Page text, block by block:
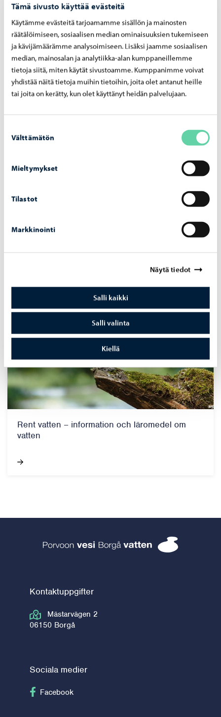
Tämä sivusto käyttää evästeitä
Käytämme evästeitä tarjoamamme sisällön ja mainosten
räätälöimiseen, sosiaalisen median ominaisuuksien tukemiseen
ja kävijämäärämme analysoimiseen. Lisäksi jaamme sosiaalisen
median, mainosalan ja analytiikka-alan kumppaneillemme
tietoja siitä, miten käytät sivustoamme. Kumppanimme voivat
yhdistää näitä tietoja muihin tietoihin, joita olet antanut heille
tai joita on kerätty, kun olet käyttänyt heidän palvelujaan.
valinta
Välttämätön
Mieltymykset
Tilastot
Markkinointi
Näytä tiedot
Salli kaikki
Salli valinta
Kiellä
Dagvatten
Borgå vattens byggprojekt
Rent vatten – information och läromedel om
vatten
Kontaktuppgifter
Mästarvägen 2
06150 Borgå
Sociala medier
Följ på Facebook
Facebook